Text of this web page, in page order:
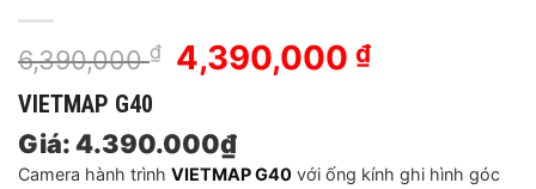
6,390,000₫
Giá
gốc
6,390,000 ₫.
4,390,000₫Giá
4,390,000
VIETMAP G40
Giá: 4.390.000₫
Camera hành trình VIETMAP G40 với ống kính ghi hình góc